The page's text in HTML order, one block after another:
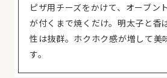
ピザ用チーズをかけて、オーブン
が付くまで焼くだけ。明太子と香
性は抜群。ホクホク感が増して美
す。